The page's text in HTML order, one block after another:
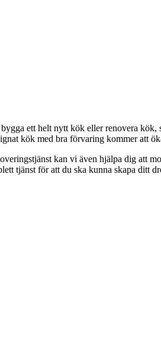
ett helt nytt kök eller renovera
kök med bra förvaring kommer att
kan vi även hjälpa dig att
tjänst för att du ska kunna skapa ditt